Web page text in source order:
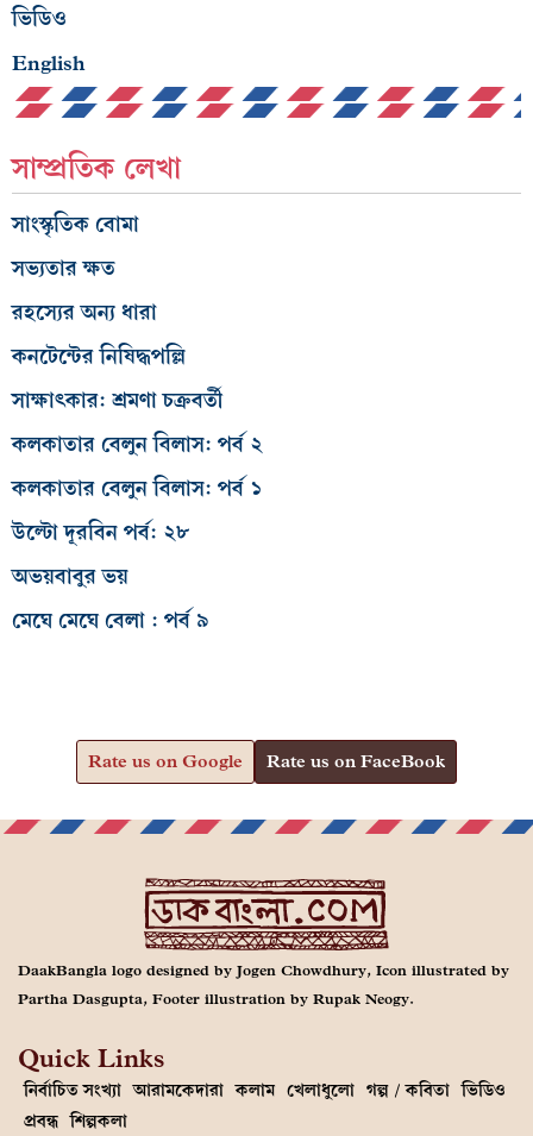
ভিডিও
English
সাম্প্রতিক লেখা
সাংস্কৃতিক বোমা
সভ্যতার ক্ষত
রহস্যের অন্য ধারা
কনটেন্টের নিষিদ্ধপল্লি
সাক্ষাৎকার: শ্রমণা চক্রবর্তী
কলকাতার বেলুন বিলাস: পর্ব ২
কলকাতার বেলুন বিলাস: পর্ব ১
উল্টো দূরবিন পর্ব: ২৮
অভয়বাবুর ভয়
মেঘে মেঘে বেলা : পর্ব ৯
Rate us on Google Rate us on FaceBook
DaakBangla logo designed by Jogen Chowdhury, Icon illustrated by
Partha Dasgupta, Footer illustration by Rupak Neogy.
Quick Links
নির্বাচিত সংখ্যা আরামকেদারা কলাম খেলাধুলো গল্প / কবিতা ভিডিও
প্রবন্ধ শিল্পকলা